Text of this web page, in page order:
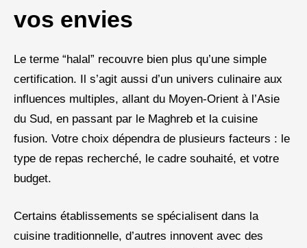
vos envies
Le terme “halal” recouvre bien plus qu’une simple
certification. Il s’agit aussi d’un univers culinaire aux
influences multiples, allant du Moyen-Orient à l’Asie
du Sud, en passant par le Maghreb et la cuisine
fusion. Votre choix dépendra de plusieurs facteurs : le
type de repas recherché, le cadre souhaité, et votre
budget.
Certains établissements se spécialisent dans la
cuisine traditionnelle, d’autres innovent avec des